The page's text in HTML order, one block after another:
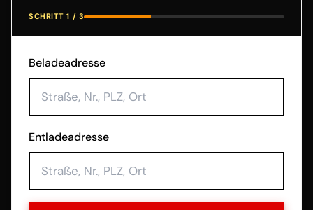
SCHRITT 1 / 3
Beladeadresse
Entladeadresse